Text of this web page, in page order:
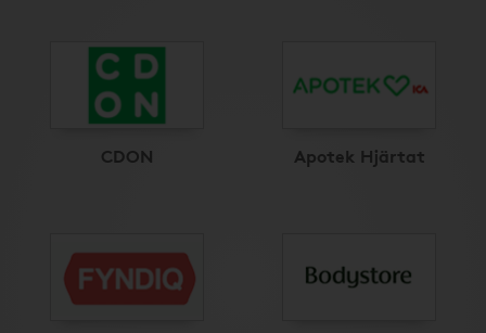
CDON Apotek Hjärtat